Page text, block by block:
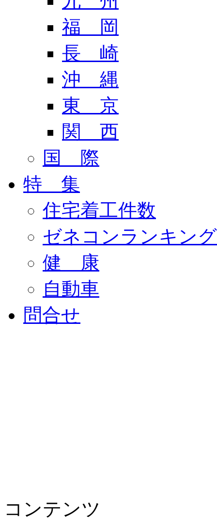
福 岡
長 崎
沖 縄
東 京
関 西
国 際
特 集
住宅着工件数
ゼネコンランキング
健 康
自動車
問合せ
コンテンツ